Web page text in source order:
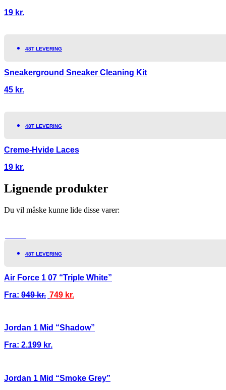
19 kr.
48T LEVERING
Sneakerground Sneaker Cleaning Kit
45 kr.
48T LEVERING
Creme-Hvide Laces
19 kr.
Lignende produkter
Du vil måske kunne lide disse varer:
48T LEVERING
Air Force 1 07 “Triple White”
Fra: 949kr. 749 kr.
Jordan 1 Mid “Shadow”
Fra: 2.199 kr.
Jordan 1 Mid “Smoke Grey”